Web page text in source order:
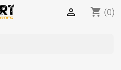
shopping_cart (0)
